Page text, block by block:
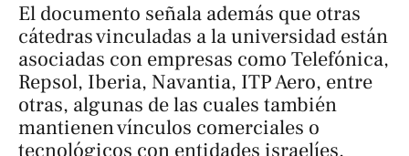
El documento señala además que otras
cátedras vinculadas a la universidad están
asociadas con empresas como Telefónica,
Repsol, Iberia, Navantia, ITP Aero, entre
otras, algunas de las cuales también
mantienen vínculos comerciales o
tecnológicos con entidades israelíes.